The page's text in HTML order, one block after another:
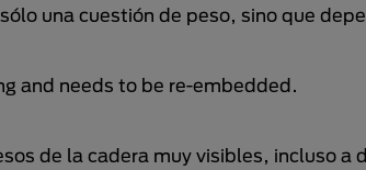
una cuestión de peso, sino que
and needs to be re-embedded.
de la cadera muy visibles, incluso a